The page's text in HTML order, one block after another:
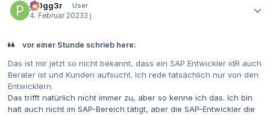
pr0gg3r
User
4. Februar 20233 j
vor einer Stunde schrieb here:
Das ist mir jetzt so nicht bekannt, dass ein SAP Entwickler idR auch
Berater ist und Kunden aufsucht. Ich rede tatsächlich nur von den
Entwicklern.
Das trifft natürlich nicht immer zu, aber so kenne ich das. Ich bin
halt auch nicht im SAP-Bereich tätigt, aber die SAP-Entwickler die